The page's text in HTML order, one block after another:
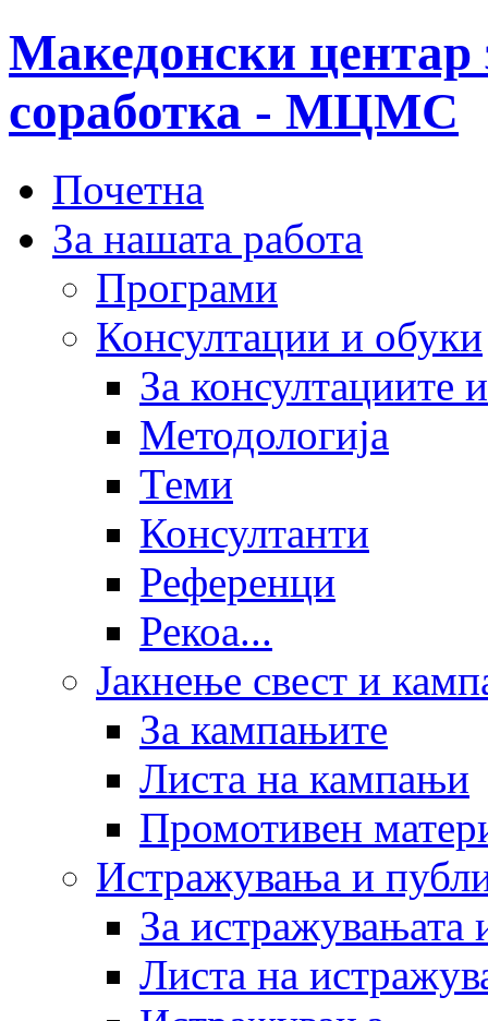
Македонски центар
соработка - МЦМС
Почетна
За нашата работа
Програми
Консултации и обуки
За консултациите
Методологија
Теми
Консултанти
Референци
Рекоа...
Јакнење свест и
За кампањите
Листа на кампањи
Промотивен
Истражувања и
За истражувањата
Листа на